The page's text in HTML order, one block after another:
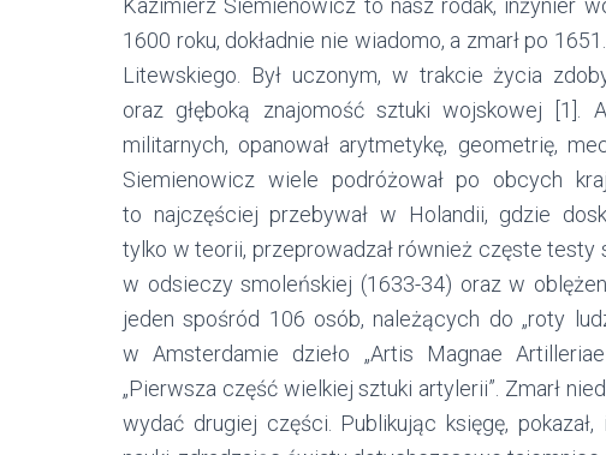
Kazimierz Siemienowicz to nasz rodak, inżynier
1600 roku, dokładnie nie wiadomo, a zmarł po
Litewskiego. Był uczonym, w trakcie życia
oraz głęboką znajomość sztuki wojskowej
militarnych, opanował arytmetykę, geometrię,
Siemienowicz wiele podróżował po obcych
to najczęściej przebywał w Holandii, gdzie
tylko w teorii, przeprowadzał również częste testy
w odsieczy smoleńskiej (1633-34) oraz w
jeden spośród 106 osób, należących do „roty
w Amsterdamie dzieło „Artis Magnae
„Pierwsza część wielkiej sztuki artylerii”. Zmarł
wydać drugiej części. Publikując księgę,